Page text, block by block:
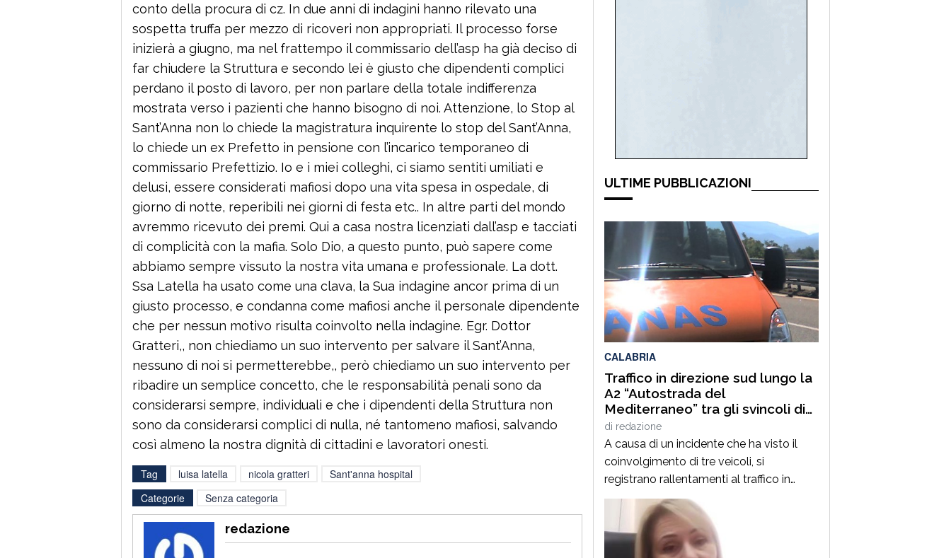
conto della procura di cz. In due anni di indagini hanno rilevato una
sospetta truffa per mezzo di ricoveri non appropriati. Il processo forse
inizierà a giugno, ma nel frattempo il commissario dell’asp ha già deciso di
far chiudere la Struttura e secondo lei è giusto che dipendenti complici
perdano il posto di lavoro, per non parlare della totale indifferenza
mostrata verso i pazienti che hanno bisogno di noi. Attenzione, lo Stop al
Sant’Anna non lo chiede la magistratura inquirente lo stop del Sant’Anna,
lo chiede un ex Prefetto in pensione con l’incarico temporaneo di
commissario Prefettizio. Io e i miei colleghi, ci siamo sentiti umiliati e
delusi, essere considerati mafiosi dopo una vita spesa in ospedale, di
giorno di notte, reperibili nei giorni di festa etc.. In altre parti del mondo
avremmo ricevuto dei premi. Qui a casa nostra licenziati dall’asp e tacciati
di complicità con la mafia. Solo Dio, a questo punto, può sapere come
abbiamo sempre vissuto la nostra vita umana e professionale. La dott.
Ssa Latella ha usato come una clava, la Sua indagine ancor prima di un
giusto processo, e condanna come mafiosi anche il personale dipendente
che per nessun motivo risulta coinvolto nella indagine. Egr. Dottor
Gratteri,, non chiediamo un suo intervento per salvare il Sant’Anna,
nessuno di noi si permetterebbe,, però chiediamo un suo intervento per
ribadire un semplice concetto, che le responsabilità penali sono da
considerarsi sempre, individuali e che i dipendenti della Struttura non
sono da considerarsi complici di nulla, né tantomeno mafiosi, salvando
così almeno la nostra dignità di cittadini e lavoratori onesti.
Tag luisa latella nicola gratteri
Sant'anna hospital
Categorie
Senza categoria
redazione
ULTIME PUBBLICAZIONI
CALABRIA
Traffico in direzione sud lungo la
A2 “Autostrada del
Mediterraneo” tra gli svincoli di
Altilia Grimaldi e San Mango
D’Aquino
di redazione
A causa di un incidente che ha visto il
coinvolgimento di tre veicoli, si
registrano rallentamenti al traffico in
direzione sud lungo la A2 “Autostrada del
Mediterraneo”, nel tratto compreso tra gli
svincoli di Altilia Grimaldi (CS) e San
Mango D’Aquino (CZ). Sul posto è